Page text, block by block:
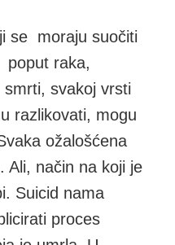
se moraju suočiti
poput raka,
svakoj vrsti
razlikovati, mogu
ožalošćena
Ali, način na koji je
Suicid nama
proces